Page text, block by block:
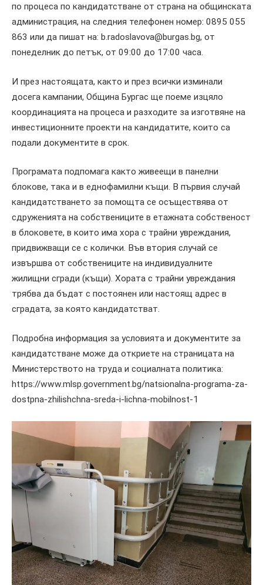
по процеса по кандидатстване от страна на общинската
администрация, на следния телефонен номер: 0895 055
863 или да пишат на: b.radoslavova@burgas.bg, от
понеделник до петък, от 09:00 до 17:00 часа.
И през настоящата, както и през всички изминали
досега кампании, Община Бургас ще поеме изцяло
координацията на процеса и разходите за изготвяне на
инвестиционните проекти на кандидатите, които са
подали документите в срок.
Програмата подпомага както живеещи в панелни
блокове, така и в еднофамилни къщи. В първия случай
кандидатстването за помощта се осъществява от
сдруженията на собствениците в етажната собственост
в блоковете, в които има хора с трайни увреждания,
придвижващи се с колички. Във втория случай се
извършва от собствениците на индивидуалните
жилищни сгради (къщи). Хората с трайни увреждания
трябва да бъдат с постоянен или настоящ адрес в
сградата, за която кандидатстват.
Подробна информация за условията и документите за
кандидатстване може да откриете на страницата на
Министерството на труда и социалната политика:
https://www.mlsp.government.bg/natsionalna-programa-za-
dostpna-zhilishchna-sreda-i-lichna-mobilnost-1